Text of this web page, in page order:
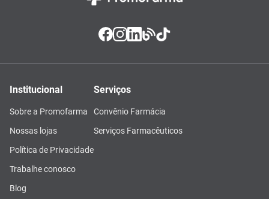
Institucional
Sobre a Promofarma
Nossas lojas
Política de Privacidade
Trabalhe conosco
Blog
Serviços
Convênio Farmácia
Serviços Farmacêuticos